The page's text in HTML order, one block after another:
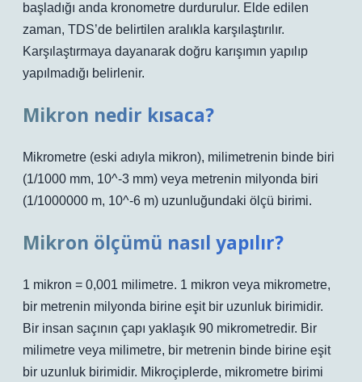
başladığı anda kronometre durdurulur. Elde edilen
zaman, TDS’de belirtilen aralıkla karşılaştırılır.
Karşılaştırmaya dayanarak doğru karışımın yapılıp
yapılmadığı belirlenir.
Mikron nedir kısaca?
Mikrometre (eski adıyla mikron), milimetrenin binde biri
(1/1000 mm, 10^-3 mm) veya metrenin milyonda biri
(1/1000000 m, 10^-6 m) uzunluğundaki ölçü birimi.
Mikron ölçümü nasıl yapılır?
1 mikron = 0,001 milimetre. 1 mikron veya mikrometre,
bir metrenin milyonda birine eşit bir uzunluk birimidir.
Bir insan saçının çapı yaklaşık 90 mikrometredir. Bir
milimetre veya milimetre, bir metrenin binde birine eşit
bir uzunluk birimidir. Mikroçiplerde, mikrometre birimi